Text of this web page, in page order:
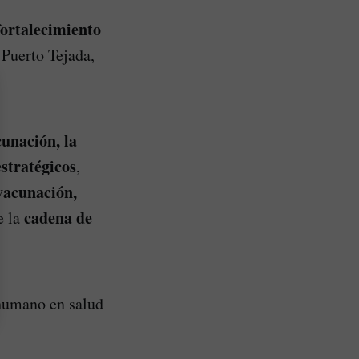
Tejada,
la
,
lacadena de
en salud